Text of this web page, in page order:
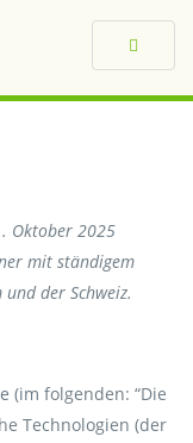
Toggle
Oktober 2025
mit ständigem
der Schweiz.
(im folgenden: “Die
Technologien (der